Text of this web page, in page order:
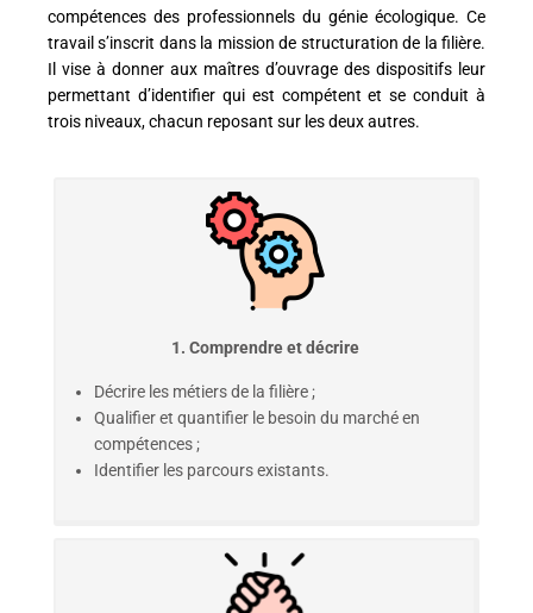
compétences des professionnels du génie écologique. Ce
travail s’inscrit dans la mission de structuration de la filière.
Il vise à donner aux maîtres d’ouvrage des dispositifs leur
permettant d’identifier qui est compétent et se conduit à
trois niveaux, chacun reposant sur les deux autres.
1. Comprendre et décrire
Décrire les métiers de la filière ;
Qualifier et quantifier le besoin du marché en
compétences ;
Identifier les parcours existants.